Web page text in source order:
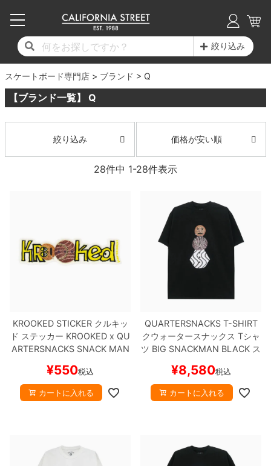
絞り込み
スケートボード専門店 ブランド Q
【ブランド一覧】 Q
絞り込み 価格が安い順
28件中 1-28件表示
KROOKED STICKERクルキッ
ド ステッカー KROOKED x QU
ARTERSNACKSSNACK MAN
¥550税込
カートに入れる
QUARTERSNACKS T-SHIRT
クウォータースナックス Tシャ
ツ BIG SNACKMAN BLACK ス
¥8,580税込
カートに入れる
17時までのご注文は当日発送！
11,000円以上で送料無料！
毎月1日はポイント5倍！10日と20日は3倍！
コンプリートセット（完成品）
デッキ
17時までのご注文は当日発送！
11,000円以上で送料無料！
毎月1日はポイント5倍！10日と20日は3倍！
デッキ新着一覧
デッキブランド一覧（全てのデッキ）
サイズからデッキを選ぶ
子供用デッキ
7.0inch以下
7.2inch
7.8inch
8.0inch
8.1inch
8.2inch
17時までのご注文は当日発送！
11,000円以上で送料無料！
毎月1日はポイント5倍！10日と20日は3倍！
トラック新着一覧
トラックブランド一覧（全てのトラック）
適合デッキサイズから選ぶ
7.0inch以下
7.2inch
7.3inch
7.9inch
8.1inch
8.2inch
8.3inch
17時までのご注文は当日発送！
11,000円以上で送料無料！
毎月1日はポイント5倍！10日と20日は3倍！
ウィール新着一覧
ウィールブランド一覧（全てのウィール）
ウィールをサイズから選ぶ
50mm
51mm
52mm
57mm
59mm
60mm
62mm
スピットファイヤー F4（フォーミュラフォ
ボーンズ XF（エックスフォーミュラ）
ラ）
ソフトウィール（クルーザー）
デッキテープ
パーツ・その他
ヘルメット・パッド
スケートケース・バッグ
17時までのご注文は当日発送！
11,000円以上で送料無料！
毎月1日はポイント5倍！10日と20日は3倍！
シューズ新着一覧
シューズブランド一覧
シューズをサイズから選ぶ
20cm
21cm
22cm
24.5cm
25.5cm
26cm
26.5cm
シューレース・その他
17時までのご注文は当日発送！
11,000円以上で送料無料！
毎月1日はポイント5倍！10日と20日は3倍！
Tシャツ
ロングスリーブTシャツ
パンツ
長袖ボタンシャツ
半袖シャツ
ソックス
17時までのご注文は当日発送！
11,000円以上で送料無料！
毎月1日はポイント5倍！10日と20日は3倍！
最新ブログ一覧
カテゴリー
17時までのご注文は当日発送！
11,000円以上で送料無料！
毎月1日はポイント5倍！10日と20日は3倍！
初心者の方へ
INFO
17時までのご注文は当日発送！
11,000円以上で送料無料！
毎月1日はポイント5倍！10日と20日は3倍！
店舗情報
ショップライダー紹介
プライバシーポリシー